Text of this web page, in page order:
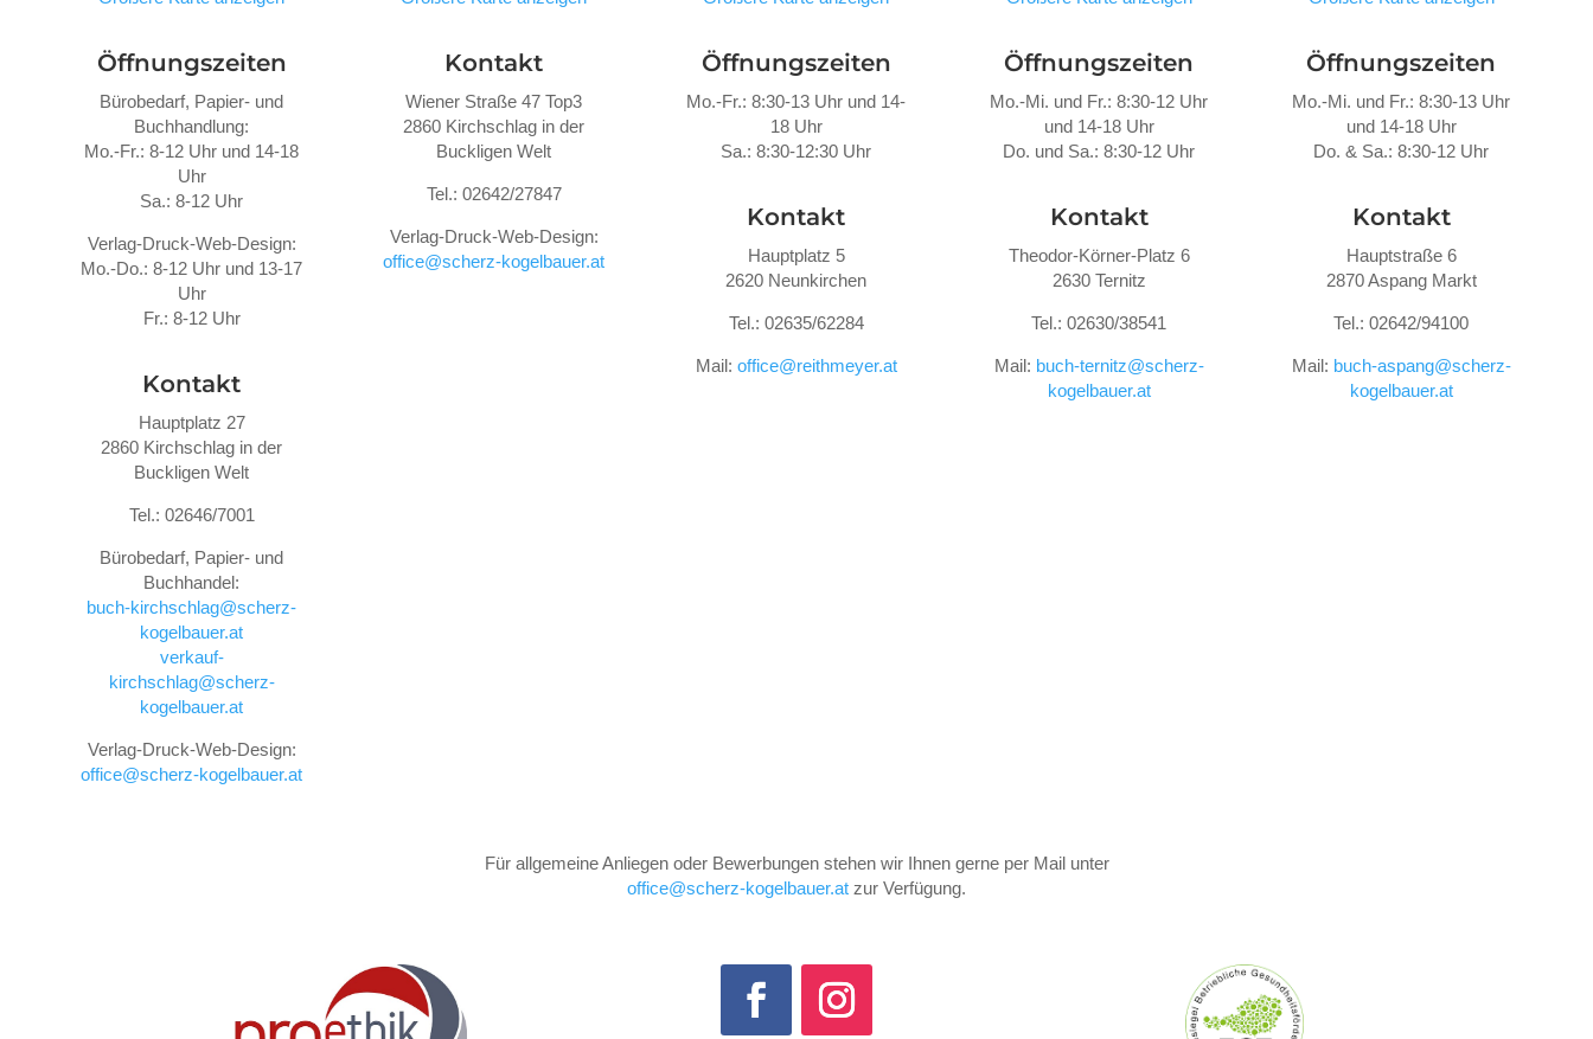
Öffnungszeiten
Bürobedarf, Papier- und
Buchhandlung:
Mo.-Fr.: 8-12 Uhr und 14-18
Uhr
Sa.: 8-12 Uhr
Verlag-Druck-Web-Design:
Mo.-Do.: 8-12 Uhr und 13-17
Uhr
Fr.: 8-12 Uhr
Kontakt
Hauptplatz 27
2860 Kirchschlag in der
Buckligen Welt
Tel.: 02646/7001
Bürobedarf, Papier- und
Buchhandel:
buch-kirchschlag@scherz-
kogelbauer.at
verkauf-
kirchschlag@scherz-
kogelbauer.at
Verlag-Druck-Web-Design:
office@scherz-kogelbauer.at
Kontakt
Wiener Straße 47 Top3
2860 Kirchschlag in der
Buckligen Welt
Tel.: 02642/27847
Verlag-Druck-Web-Design:
office@scherz-kogelbauer.at
Öffnungszeiten
Mo.-Fr.: 8:30-13 Uhr und 14-
18 Uhr
Sa.: 8:30-12:30 Uhr
Kontakt
Hauptplatz 5
2620 Neunkirchen
Tel.: 02635/62284
Mail: office@reithmeyer.at
Öffnungszeiten
Mo.-Mi. und Fr.: 8:30-12 Uhr
und 14-18 Uhr
Do. und Sa.: 8:30-12 Uhr
Kontakt
Theodor-Körner-Platz 6
2630 Ternitz
Tel.: 02630/38541
Mail: buch-ternitz@scherz-
kogelbauer.at
Öffnungszeiten
Mo.-Mi. und Fr.: 8:30-13 Uhr
und 14-18 Uhr
Do. & Sa.: 8:30-12 Uhr
Kontakt
Hauptstraße 6
2870 Aspang Markt
Tel.: 02642/94100
Mail: buch-aspang@scherz-
kogelbauer.at
Für allgemeine Anliegen oder Bewerbungen stehen wir Ihnen gerne per Mail unter
office@scherz-kogelbauer.at zur Verfügung.